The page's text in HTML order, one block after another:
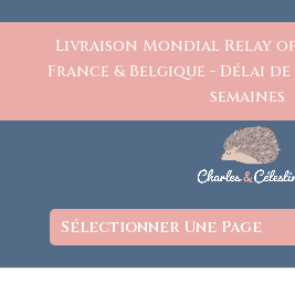
Livraison Mondial Relay
France & Belgique - Délai
semaines
Sélectionner Une Page